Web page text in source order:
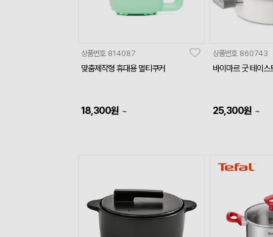
상품번호 814087
맞춤제작형 휴대용 멀티쿠커
18,300원 ~
상품번호 860743
바이마르 굿 테이스
25,300원 ~